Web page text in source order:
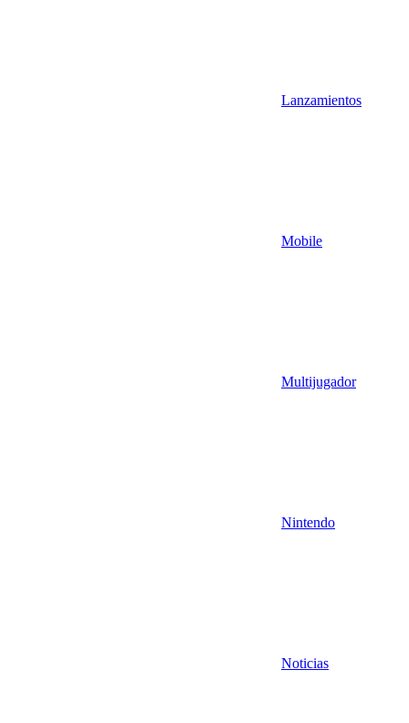
Lanzamientos
Mobile
Multijugador
Nintendo
Noticias